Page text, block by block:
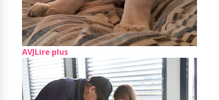
AVJLire plus